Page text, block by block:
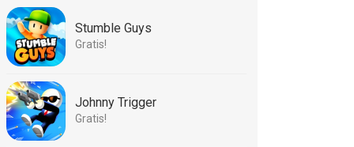
Stumble Guys
Gratis!
Johnny Trigger
Gratis!